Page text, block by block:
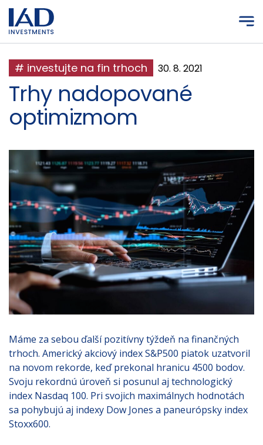
Prejsť na hlavný obsah
# investujte na fin trhoch 30. 8. 2021
Trhy nadopované
optimizmom
Máme za sebou ďalší pozitívny týždeň na finančných
trhoch. Americký akciový index S&P500 piatok uzatvoril
na novom rekorde, keď prekonal hranicu 4500 bodov.
Svoju rekordnú úroveň si posunul aj technologický
index Nasdaq 100. Pri svojich maximálnych hodnotách
sa pohybujú aj indexy Dow Jones a paneurópsky index
Stoxx600.